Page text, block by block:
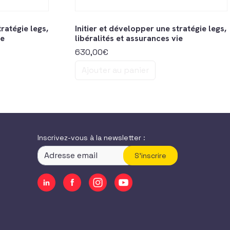
legs,
Initier et développer une stratégie legs,
libéralités et assurances vie
630,00€
Inscrivez-vous à la newsletter :
S'inscrire